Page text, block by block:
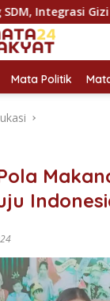
Kunci Indonesia
Mata Politik